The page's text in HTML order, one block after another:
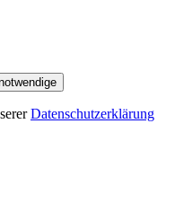
Datenschutzerklärung